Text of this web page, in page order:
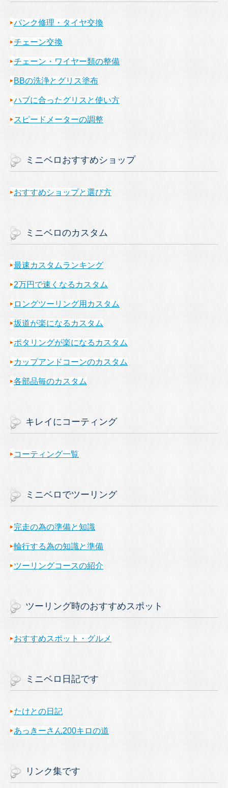
パンク修理・タイヤ交換
チェーン交換
チェーン・ワイヤー類の整備
BBの洗浄とグリス塗布
ハブに合ったグリスと使い方
スピードメーターの調整
ミニベロおすすめショップ
おすすめショップと選び方
ミニベロのカスタム
最速カスタムランキング
2万円で速くなるカスタム
ロングツーリング用カスタム
坂道が楽になるカスタム
ポタリングが楽になるカスタム
カップアンドコーンのカスタム
各部品毎のカスタム
キレイにコーティング
コーティング一覧
ミニベロでツーリング
完走の為の準備と知識
輪行する為の知識と準備
ツーリングコースの紹介
ツーリング時のおすすめスポット
おすすめスポット・グルメ
ミニベロ日記です
たけとの日記
あっきーさん200キロの道
リンク集です